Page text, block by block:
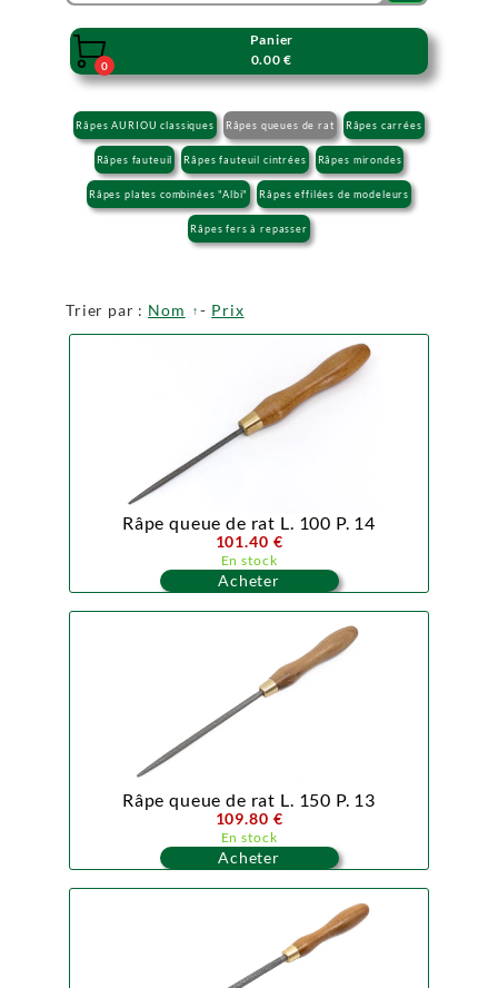

0
Panier
0.00 €
Râpes AURIOU classiques Râpes queues de rat Râpes carrées
Râpes fauteuil Râpes fauteuil cintrées Râpes mirondes
Râpes plates combinées "Albi" Râpes effilées de modeleurs
Râpes fers à repasser
Trier par : Nom - Prix
Râpe queue de rat L. 100 P. 14
101.40 €
En stock
Acheter
Râpe queue de rat L. 150 P. 13
109.80 €
En stock
Acheter